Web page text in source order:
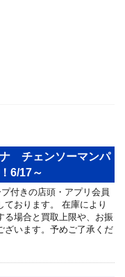
チェンソーマンパ
6/17～
付きの店頭・アプリ会員
ております。 在庫により
る場合と買取上限や、お振
ざいます。予めご了承くだ